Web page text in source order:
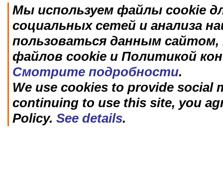
Мы используем файлы cookie
социальных сетей и анализа
пользоваться данным
файлов cookie и Политикой
Смотрите подробности.
We use cookies to provide social
continuing to use this site, you
Policy. See details.